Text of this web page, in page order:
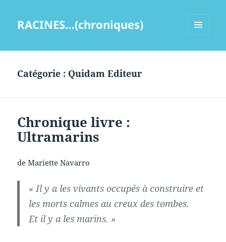
RACINES…(chroniques)
Catégorie : Quidam Editeur
Chronique livre :
Ultramarins
de Mariette Navarro
« Il y a les vivants occupés à construire et
les morts calmes au creux des tombes.
Et il y a les marins. »